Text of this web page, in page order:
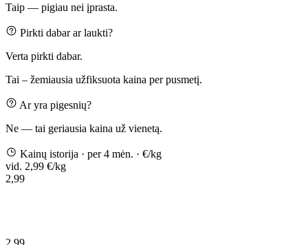
Taip — pigiau nei įprasta.
Pirkti dabar ar laukti?
Verta pirkti dabar.
Tai – žemiausia užfiksuota kaina per pusmetį.
Ar yra pigesnių?
Ne — tai geriausia kaina už vienetą.
Kainų istorija · per 4 mėn. · €/kg
vid. 2,99 €/kg
2,99
2,99